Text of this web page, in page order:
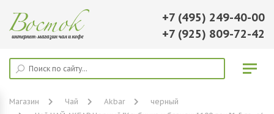
+7 (495) 249-40-00
+7 (925) 809-72-42
Магазин Чай Akbar
черный